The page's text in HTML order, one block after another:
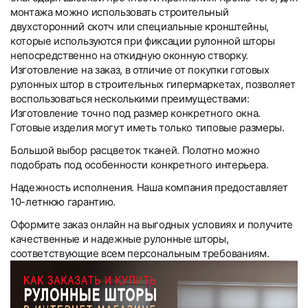
монтажа можно использовать строительный
двухсторонний скотч или специальные кронштейны,
которые используются при фиксации рулонной шторы
непосредственно на откидную оконную створку.
Изготовление на заказ, в отличие от покупки готовых
рулонных штор в строительных гипермаркетах, позволяет
воспользоваться несколькими преимуществами:
Изготовление точно под размер конкретного окна.
Готовые изделия могут иметь только типовые размеры.
Большой выбор расцветок тканей. Полотно можно
подобрать под особенности конкретного интерьера.
Надежность исполнения. Наша компания предоставляет
10-летнюю гарантию.
Оформите заказ онлайн на выгодных условиях и получите
качественные и надежные рулонные шторы,
соответствующие всем персональным требованиям.